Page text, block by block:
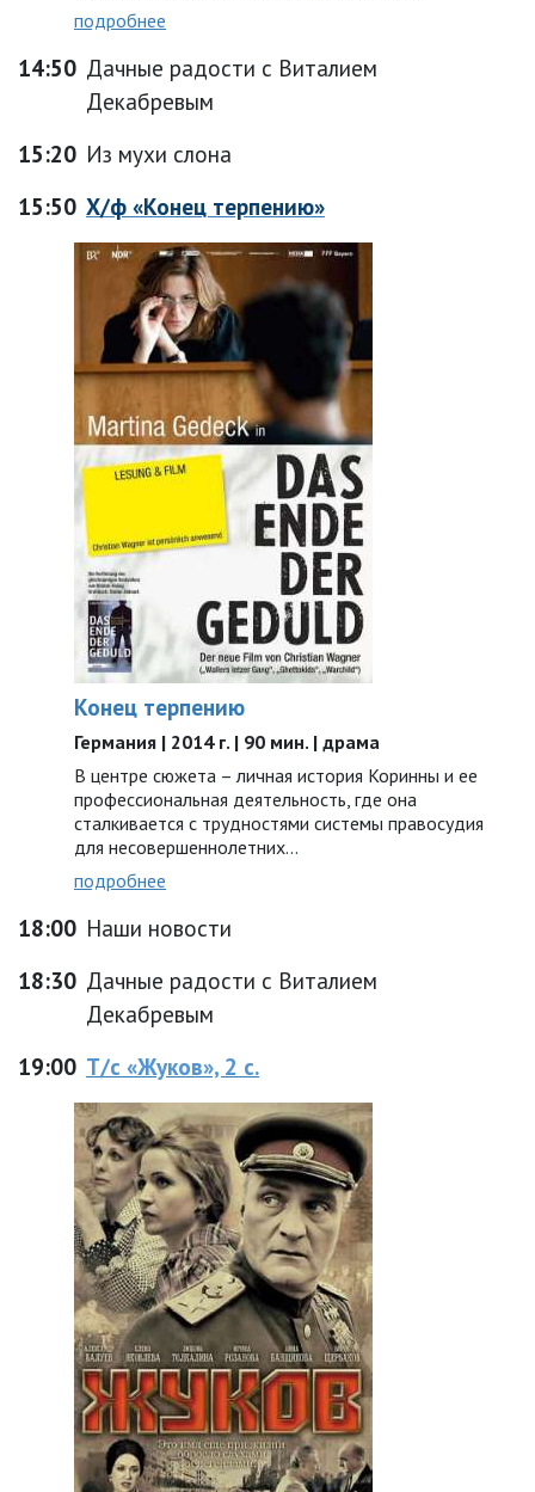
подробнее
14:50 Дачные радости с Виталием
Декабревым
15:20 Из мухи слона
15:50 Х/ф «Конец терпению»
Конец терпению
Германия | 2014 г. | 90 мин. | драма
В центре сюжета – личная история Коринны и ее
профессиональная деятельность, где она
сталкивается с трудностями системы правосудия
для несовершеннолетних…
подробнее
18:00 Наши новости
18:30 Дачные радости с Виталием
Декабревым
19:00 Т/с «Жуков», 2 с.